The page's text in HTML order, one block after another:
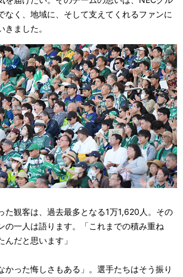
なく、地域に、そして支えてくれるファンに
ました。
た観客は、過去最多となる1万1,620人。その
の一人は語ります。「これまでの積み重ね
だと思います」
かった悔しさもある」。選手たちはそう振り